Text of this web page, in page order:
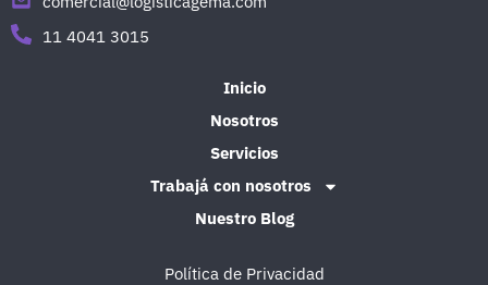
11 4041 3015
Inicio
Nosotros
Servicios
Trabajá con nosotros
Nuestro Blog
Política de Privacidad